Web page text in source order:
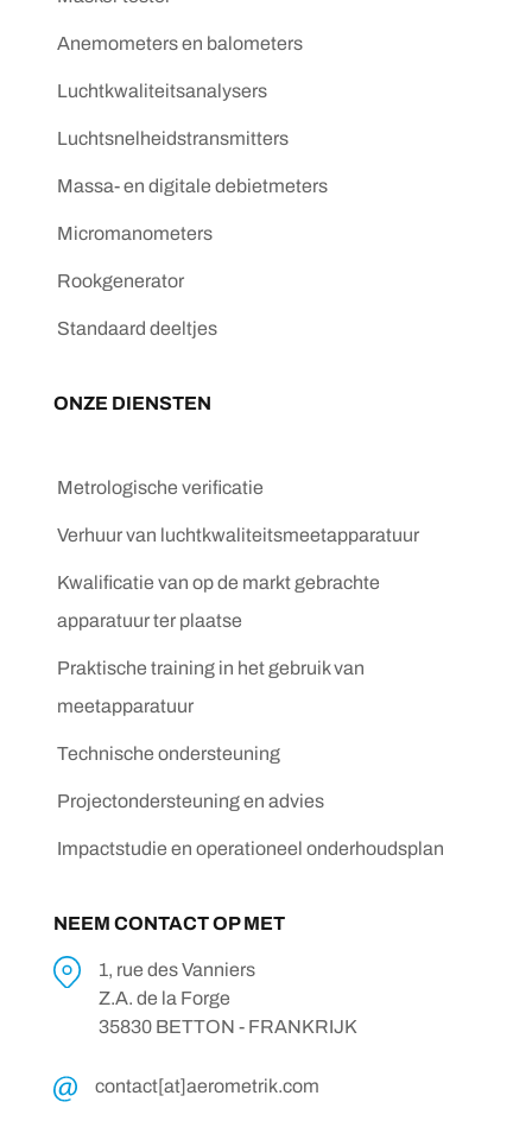
Anemometers en balometers
Luchtkwaliteitsanalysers
Luchtsnelheidstransmitters
Massa- en digitale debietmeters
Micromanometers
Rookgenerator
Standaard deeltjes
ONZE DIENSTEN
Metrologische verificatie
Verhuur van luchtkwaliteitsmeetapparatuur
Kwalificatie van op de markt gebrachte
apparatuur ter plaatse
Praktische training in het gebruik van
meetapparatuur
Technische ondersteuning
Projectondersteuning en advies
Impactstudie en operationeel onderhoudsplan
NEEM CONTACT OP MET
1, rue des Vanniers
Z.A. de la Forge
35830 BETTON - FRANKRIJK
contact[at]aerometrik.com